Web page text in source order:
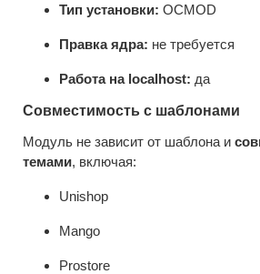
Тип установки: OCMOD
Правка ядра: не требуется
Работа на localhost: да
Совместимость с шаблонами
Модуль не зависит от шаблона и
темами, включая:
Unishop
Mango
Prostore